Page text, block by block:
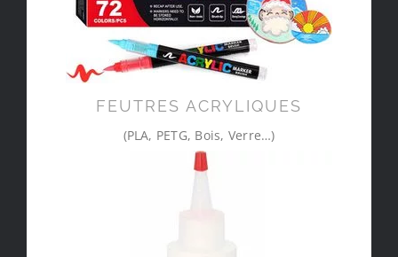
FEUTRES ACRYLIQUES
(PLA, PETG, Bois, Verre…)